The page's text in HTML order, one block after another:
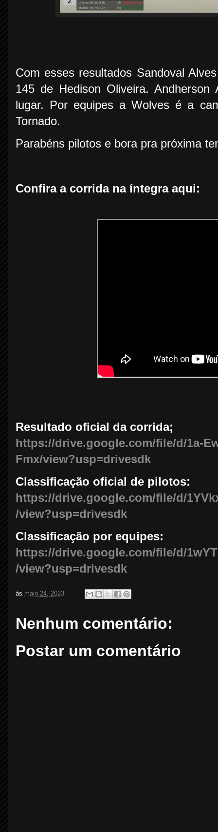
Com esses resultados Sandoval
145 de Hedison Oliveira.
lugar. Por equipes a Wolves é a
Tornado.
Parabéns pilotos e bora pra próxima
Confira a corrida na íntegra aqui:
Resultado oficial da corrida;
https://drive.google.com/file/d/1a-
Fmx/view?usp=drivesdk
Classificação oficial de pilotos:
https://drive.google.com/file/d/
/view?usp=drivesdk
Classificação por equipes:
https://drive.google.com/file/d/
/view?usp=drivesdk
às maio 24, 2023
Nenhum comentário:
Postar um comentário